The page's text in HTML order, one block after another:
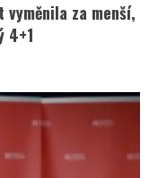
za menší,
4+1